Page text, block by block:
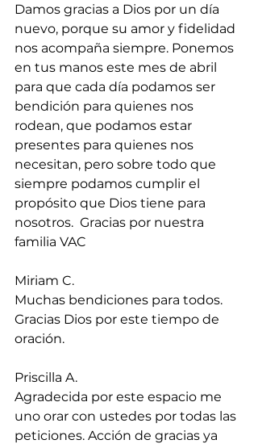
Damos gracias a Dios por un día
nuevo, porque su amor y fidelidad
nos acompaña siempre. Ponemos
en tus manos este mes de abril
para que cada día podamos ser
bendición para quienes nos
rodean, que podamos estar
presentes para quienes nos
necesitan, pero sobre todo que
siempre podamos cumplir el
propósito que Dios tiene para
nosotros.  Gracias por nuestra
familia VAC
Miriam C.
Muchas bendiciones para todos.
Gracias Dios por este tiempo de
oración.
Priscilla A.
Agradecida por este espacio me
uno orar con ustedes por todas las
peticiones. Acción de gracias ya